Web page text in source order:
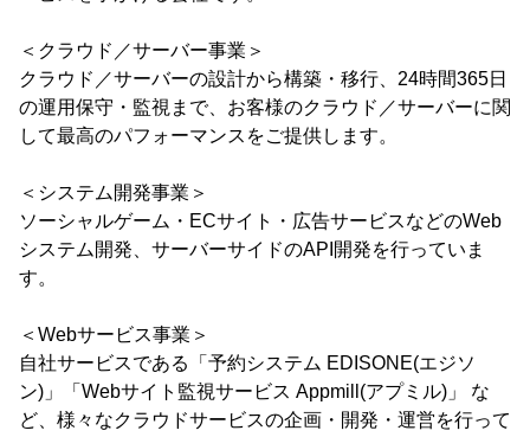
＜クラウド／サーバー事業＞
クラウド／サーバーの設計から構築・移行、24時間365日
の運用保守・監視まで、お客様のクラウド／サーバーに関
して最高のパフォーマンスをご提供します。
＜システム開発事業＞
ソーシャルゲーム・ECサイト・広告サービスなどのWeb
システム開発、サーバーサイドのAPI開発を行っていま
す。
＜Webサービス事業＞
自社サービスである「予約システム EDISONE(エジソ
ン)」「Webサイト監視サービス Appmill(アプミル)」 な
ど、様々なクラウドサービスの企画・開発・運営を行って